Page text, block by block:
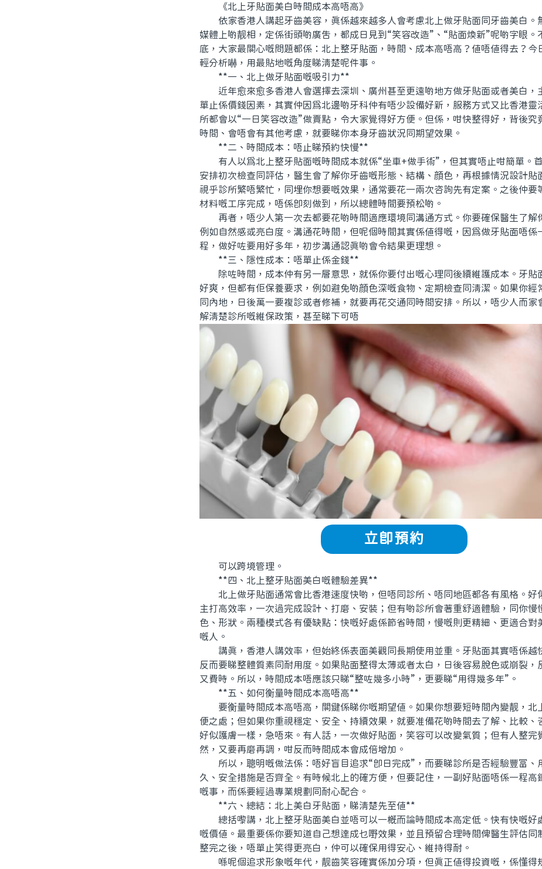
《北上牙貼面美白時間成本高唔高》
依家香港人講起牙齒美容，真係越來越多人會考慮北上做牙貼面同牙齒美白。
媒體上啲靓相，定係街頭啲廣告，都成日見到“笑容改造”、“貼面煥新”呢啲字眼。
底，大家最關心嘅問題都係：北上整牙貼面，時間、成本高唔高？值唔值得去？今
輕分析嚇，用最貼地嘅角度睇清楚呢件事。
**一、北上做牙貼面嘅吸引力**
近年愈來愈多香港人會選擇去深圳、廣州甚至更遠啲地方做牙貼面或者美白，
單止係價錢因素，其實仲因爲北邊啲牙科仲有唔少設備好新，服務方式又比香港靈
所都會以“一日笑容改造”做賣點，令大家覺得好方便。但係，咁快整得好，背後究
時間、會唔會有其他考慮，就要睇你本身牙齒狀況同期望效果。
**二、時間成本：唔止睇預約快慢**
有人以爲北上整牙貼面嘅時間成本就係“坐車+做手術”，但其實唔止咁簡單。
安排初次檢查同評估，醫生會了解你牙齒嘅形態、結構、顔色，再根據情況設計貼
視乎診所繁唔繁忙，同埋你想要嘅效果，通常要花一兩次咨詢先有定案。之後仲要
材料嘅工序完成，唔係即刻做到，所以總體時間要預松啲。
再者，唔少人第一次去都要花啲時間適應環境同溝通方式。你要確保醫生了解
例如自然感或亮白度。溝通花時間，但呢個時間其實係值得嘅，因爲做牙貼面唔係
程，做好咗要用好多年，初步溝通認真啲會令結果更理想。
**三、隱性成本：唔單止係金錢**
除咗時間，成本仲有另一層意思，就係你要付出嘅心理同後續維護成本。牙貼
好爽，但都有佢保養要求，例如避免啲顔色深嘅食物、定期檢查同清潔。如果你經
同內地，日後萬一要複診或者修補，就要再花交通同時間安排。所以，唔少人而家
解清楚診所嘅維保政策，甚至睇下可唔
立即預約
可以跨境管理。
**四、北上整牙貼面美白嘅體驗差異**
北上做牙貼面通常會比香港速度快啲，但唔同診所、唔同地區都各有風格。好
主打高效率，一次過完成設計、打磨、安裝；但有啲診所會著重舒適體驗，同你慢
色、形狀。兩種模式各有優缺點：快嘅好處係節省時間，慢嘅則更精細、更適合對
嘅人。
講真，香港人講效率，但始終係表面美觀同長期使用並重。牙貼面其實唔係越
反而要睇整體質素同耐用度。如果貼面整得太薄或者太白，日後容易脫色或崩裂，
又費時。所以，時間成本唔應該只睇“整咗幾多小時”，更要睇“用得幾多年”。
**五、如何衡量時間成本高唔高**
要衡量時間成本高唔高，關鍵係睇你嘅期望值。如果你想要短時間內變靓，北
便之處；但如果你重視穩定、安全、持續效果，就要准備花啲時間去了解、比較、
好似護膚一樣，急唔來。有人話，一次做好貼面，笑容可以改變氣質；但有人整完
然，又要再磨再調，咁反而時間成本會成倍增加。
所以，聰明嘅做法係：唔好盲目追求“即日完成”，而要睇診所是否經驗豐富、
久、安全措施是否齊全。有時候北上的確方便，但要記住，一副好貼面唔係一程高
嘅事，而係要經過專業規劃同耐心配合。
**六、總結：北上美白牙貼面，睇清楚先至值**
總括嚟講，北上整牙貼面美白並唔可以一概而論時間成本高定低。快有快嘅好
嘅價值。最重要係你要知道自己想達成乜嘢效果，並且預留合理時間俾醫生評估同
整完之後，唔單止笑得更亮白，仲可以確保用得安心、維持得耐。
喺呢個追求形象嘅年代，靓齒笑容確實係加分項，但真正值得投資嘅，係懂得